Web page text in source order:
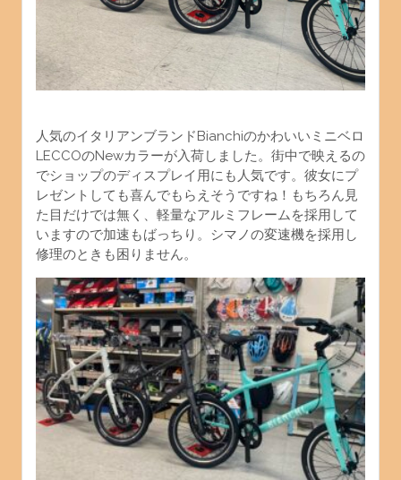
人気のイタリアンブランドBianchiのかわいいミニベロ
LECCOのNewカラーが入荷しました。街中で映えるの
でショップのディスプレイ用にも人気です。彼女にプ
レゼントしても喜んでもらえそうですね！もちろん見
た目だけでは無く、軽量なアルミフレー ムを採用して
いますので加速もばっちり。シマノの変速機を採用し
修理のときも困りません。